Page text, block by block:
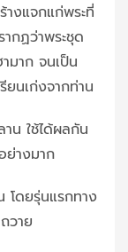
งแจกแก่พระที่
กฏว่าพระชุด
มาก จนเป็น
ยนเก่งจากท่าน
น ใช้ได้ผลกัน
ย่างมาก
โดยรุ่นแรกทาง
วาย